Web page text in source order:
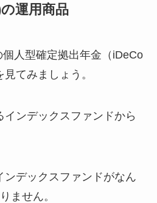
運用商品
人型確定拠出年金（iDeCo
てみましょう。
ンデックスファンドから
ンデックスファンドがなん
ません。